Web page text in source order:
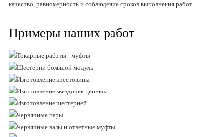
качество, равномерность и соблюдение сроков выполнения работ.
Примеры наших работ